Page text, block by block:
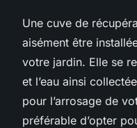
Une cuve de
aisément être
votre jardin. Elle se
et l’eau ainsi
pour l’arrosage de
préférable d’opter